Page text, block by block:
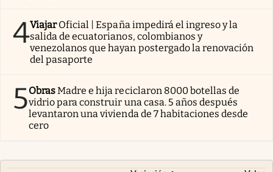
4Viajar Oficial | España impedirá el ingreso y la
salida de ecuatorianos, colombianos y
venezolanos que hayan postergado la renovación
del pasaporte
5ObrasMadre e hija reciclaron 8000 botellas de
vidrio para construir una casa. 5 años después
levantaron una vivienda de 7 habitaciones desde
cero